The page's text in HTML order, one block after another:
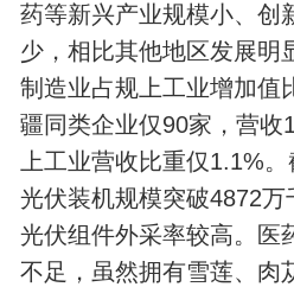
药等新兴产业规模小、创
少，相比其他地区发展明
制造业占规上工业增加值
疆同类企业仅‌90家‌，营收
上工业营收比重仅‌1.1%
光伏装机规模突破4872万
光伏组件外采率较高。医
不足，虽然拥有雪莲、肉